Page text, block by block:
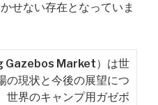
せない存在となっていま
Gazebos Market）は世
の現状と今後の展望につ
世界のキャンプ用ガゼボ